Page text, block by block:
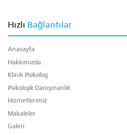
Hızlı Bağlantılar
Anasayfa
Hakkımızda
Klinik Psikolog
Psikolojik Danışmanlık
Hizmetlerimiz
Makaleler
Galeri